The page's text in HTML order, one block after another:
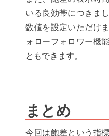
いる良効帯につきま
数値を設定いただけ
ォローフォロワー機
ともできます。
まとめ
今回は飽差という指